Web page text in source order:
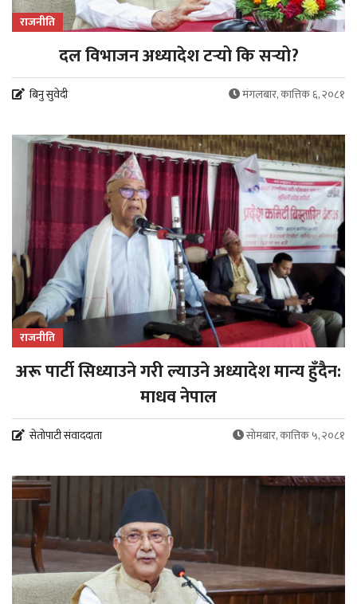
राजनीति
दल विभाजन अध्यादेश टर्‍यो कि सर्‍यो?
बिनु सुवेदी मंगलबार, कात्तिक ६, २०८१
राजनीति
अरू पार्टी सिध्याउने गरी ल्याउने अध्यादेश मान्य हुँदैन:
माधव नेपाल
सेतोपाटी संवाददाता सोमबार, कात्तिक ५, २०८१